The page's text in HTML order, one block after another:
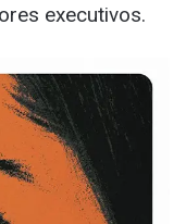
executivos.